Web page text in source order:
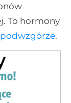
To hormony
podwzgórze.